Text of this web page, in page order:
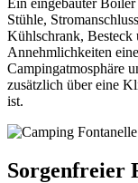
Stühle,
Kühlschrank, Besteck
Annehmlichkeiten
Campingatmosphäre
zusätzlich über eine
ist.
Sorgenfreier